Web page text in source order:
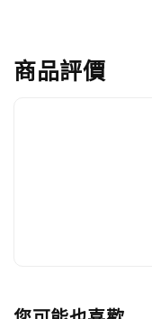
商品評價